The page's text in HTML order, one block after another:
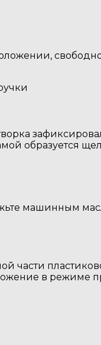
образуется
машинным
части
в режиме